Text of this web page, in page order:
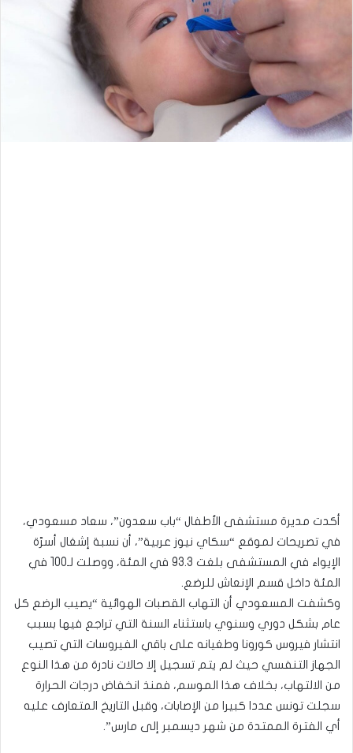
أكدت مديرة مستشفى الأطفال “باب سعدون”، سعاد مسعودي،
في تصريحات لموقع “سكاي نيوز عربية”، أن نسبة إشغال أسرّة
الإيواء في المستشفى بلغت 93.3 في المئة، ووصلت لـ100 في
المئة داخل قسم الإنعاش للرضع.
وكشفت المسعودي أن التهاب القصبات الهوائية “يصيب الرضع كل
عام بشكل دوري وسنوي باستثناء السنة التي تراجع فيها بسبب
انتشار فيروس كورونا وطغيانه على باقي الفيروسات التي تصيب
الجهاز التنفسي حيث لم يتم تسجيل إلا حالات نادرة من هذا النوع
من الالتهاب، بخلاف هذا الموسم، فمنذ انخفاض درجات الحرارة
سجلت تونس عددا كبيرا من الإصابات، وقبل التاريخ المتعارف عليه
أي الفترة الممتدة من شهر ديسمبر إلى مارس”.